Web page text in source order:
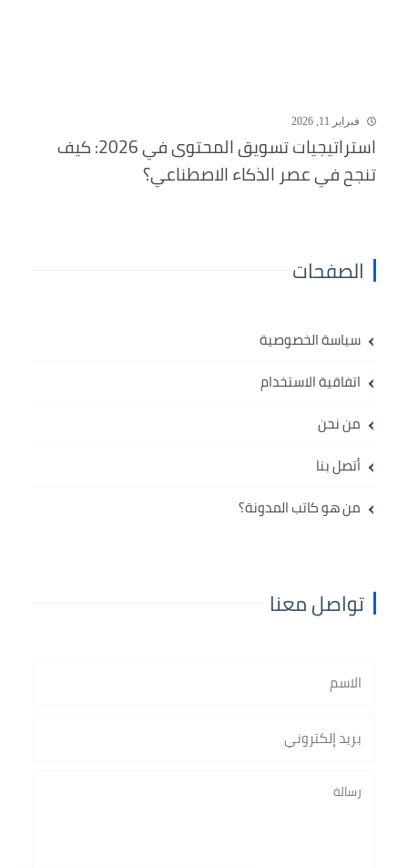
فبراير 11, 2026
استراتيجيات تسويق المحتوى في 2026: كيف
تنجح في عصر الذكاء الاصطناعي؟
الصفحات
سياسة الخصوصية
اتفاقية الاستخدام
من نحن
أتصل بنا
من هو كاتب المدونة؟
تواصل معنا